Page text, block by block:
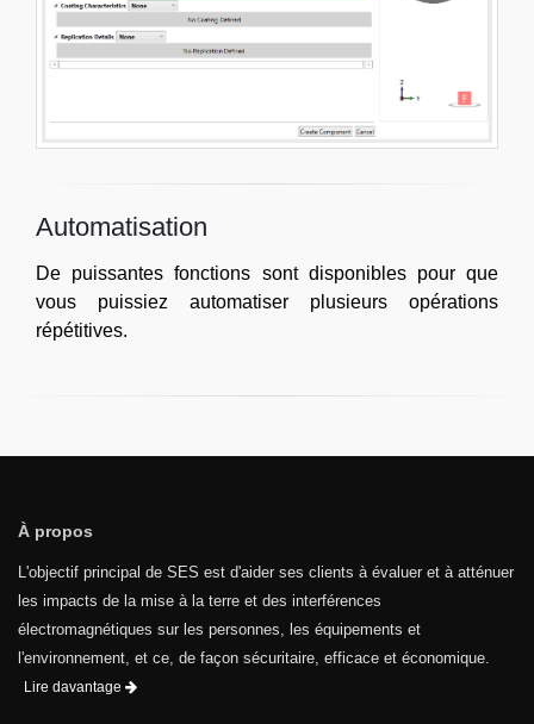
Automatisation
De puissantes fonctions sont disponibles pour que
vous puissiez automatiser plusieurs opérations
répétitives.
À propos
L'objectif principal de SES est d'aider ses clients à évaluer et à atténuer
les impacts de la mise à la terre et des interférences
électromagnétiques sur les personnes, les équipements et
l'environnement, et ce, de façon sécuritaire, efficace et économique.
Lire davantage